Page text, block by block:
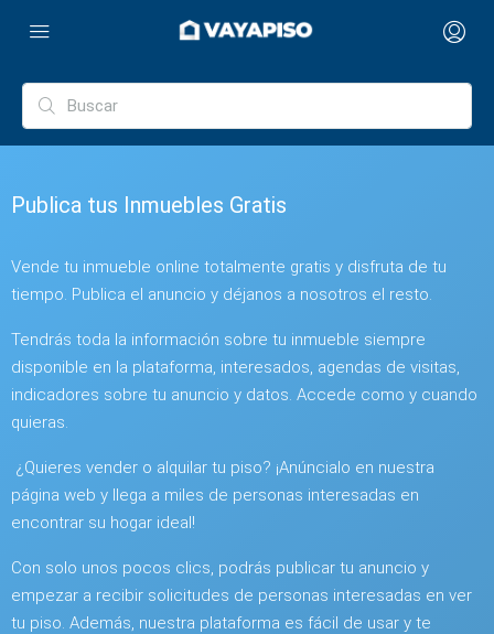
Publica tus Inmuebles Gratis
Vende tu inmueble online totalmente gratis y disfruta de tu
tiempo. Publica el anuncio y déjanos a nosotros el resto.
Tendrás toda la información sobre tu inmueble siempre
disponible en la plataforma, interesados, agendas de visitas,
indicadores sobre tu anuncio y datos. Accede como y cuando
quieras.
¿Quieres vender o alquilar tu piso? ¡Anúncialo en nuestra
página web y llega a miles de personas interesadas en
encontrar su hogar ideal!
Con solo unos pocos clics, podrás publicar tu anuncio y
empezar a recibir solicitudes de personas interesadas en ver
tu piso. Además, nuestra plataforma es fácil de usar y te